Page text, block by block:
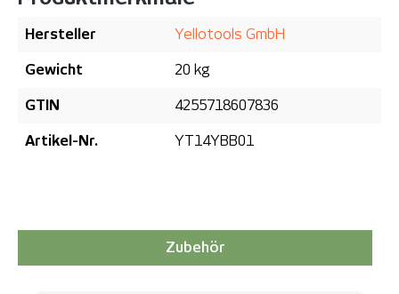
Hersteller Yellotools GmbH
Gewicht 20 kg
GTIN 4255718607836
Artikel-Nr. YT14YBB01
Zubehör